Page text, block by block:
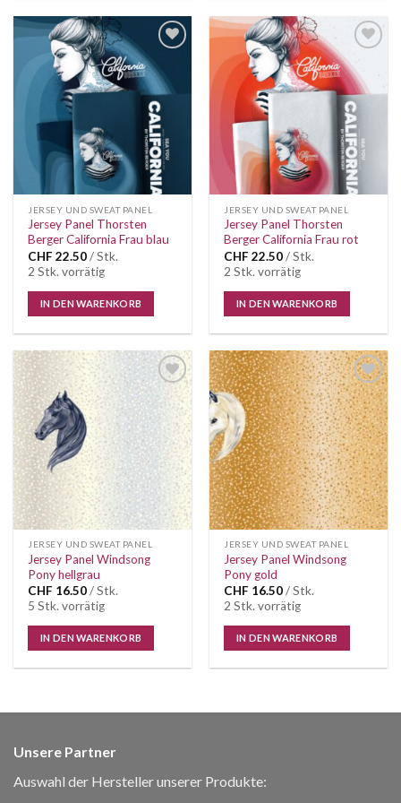
Auf die
Wunschliste
JERSEY UND SWEAT PANEL
Jersey Panel Thorsten
Berger California Frau blau
CHF 22.50/ Stk.
2 Stk. vorrätig
IN DEN WARENKORB
Auf die
Wunschliste
JERSEY UND SWEAT PANEL
Jersey Panel Thorsten
Berger California Frau rot
CHF 22.50/ Stk.
2 Stk. vorrätig
IN DEN WARENKORB
Auf die
Wunschliste
JERSEY UND SWEAT PANEL
Jersey Panel Windsong
Pony hellgrau
CHF 16.50/ Stk.
5 Stk. vorrätig
IN DEN WARENKORB
Auf die
Wunschliste
JERSEY UND SWEAT PANEL
Jersey Panel Windsong
Pony gold
CHF 16.50/ Stk.
2 Stk. vorrätig
IN DEN WARENKORB
Unsere Partner
Auswahl der Hersteller unserer Produkte: